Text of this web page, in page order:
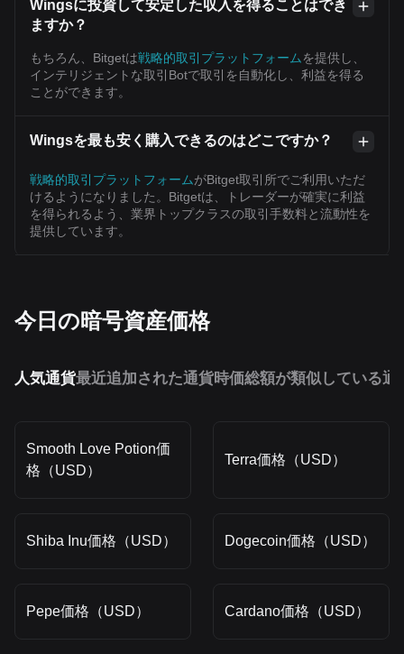
Wingsに投資して安定した収入を得ることはでき
ますか？
もちろん、Bitgetは戦略的取引プラットフォーム を提供し、
インテリジェントな取引Botで取引を自動化し、利益を得る
ことができます。
Wingsを最も安く購入できるのはどこですか？
戦略的取引プラットフォームがBitget取引所でご利用いただ
けるようになりました。Bitgetは、トレーダーが確実に利益
を得られるよう、業界トップクラスの取引手数料と流動性を
提供しています。
今日の暗号資産価格
人気通貨最近追加された通貨時価総額が類似している通
Smooth Love Potion価
格（USD）
Terra価格（USD）
Shiba Inu価格（USD） Dogecoin価格（USD）
Pepe価格（USD） Cardano価格（USD）